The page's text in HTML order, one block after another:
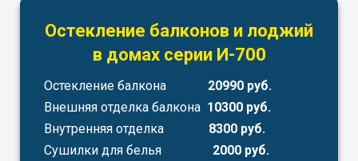
Остекление балконов и лоджий
в домах серии И-700
Остекление балкона 20990 руб.
Внешняя отделка балкона 10300 руб.
Внутренняя отделка 8300 руб.
Сушилки для белья 2000 руб.